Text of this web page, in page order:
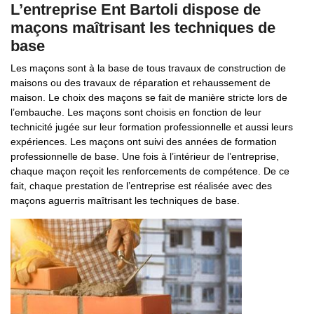
L’entreprise Ent Bartoli dispose de
maçons maîtrisant les techniques de
base
Les maçons sont à la base de tous travaux de construction de
maisons ou des travaux de réparation et rehaussement de
maison. Le choix des maçons se fait de manière stricte lors de
l’embauche. Les maçons sont choisis en fonction de leur
technicité jugée sur leur formation professionnelle et aussi leurs
expériences. Les maçons ont suivi des années de formation
professionnelle de base. Une fois à l’intérieur de l’entreprise,
chaque maçon reçoit les renforcements de compétence. De ce
fait, chaque prestation de l’entreprise est réalisée avec des
maçons aguerris maîtrisant les techniques de base.